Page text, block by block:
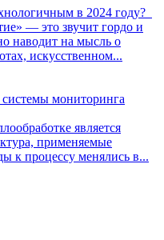
в 2024 году?
— это звучит гордо и
наводит на мысль о
искусственном...
мониторинга
является
применяемые
к процессу менялись в...